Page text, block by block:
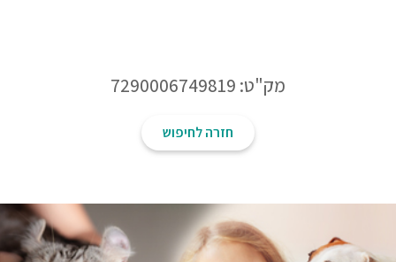
מק"ט: 7290006749819
חזרה לחיפוש